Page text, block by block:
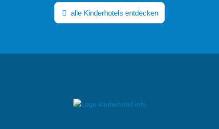
alle Kinderhotels entdecken